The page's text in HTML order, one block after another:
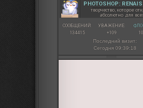
PHOTOSHOP:
творчество, которое
абсолютно для
СООБЩЕНИЙ:
134415
УВАЖЕНИЕ:
+109
Последний визит:
Сегодня 09:39:18